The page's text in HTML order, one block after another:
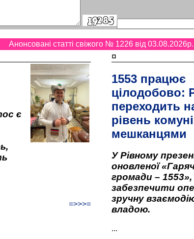
Анонсовані статті свіжого № 1226 від 03.08.2026p.
є
=>>>=
¤
1553 працює
цілодобово:
переходить
рівень
мешканцями
У Рівному
оновленої
громади –
забезпечити
зручну
владою.
...